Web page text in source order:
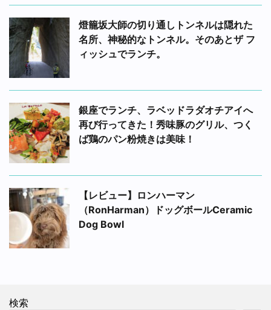
燈籠坂大師の切り通しトンネルは隠れた
名所、神秘的なトンネル。そのあとザ フ
ィッシュでランチ。
銀座でランチ、ラベッドラダオチアイへ
再び行ってきた！秀味豚のグリル、つく
ば鶏のパン粉焼きは美味！
【レビュー】ロンハーマン
（RonHarman）ドッグボールCeramic
Dog Bowl
検索